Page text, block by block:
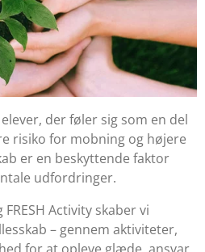
der føler sig som en del
risiko for mobning og højere
er en beskyttende faktor
udfordringer.
Activity skaber vi
– gennem aktiviteter,